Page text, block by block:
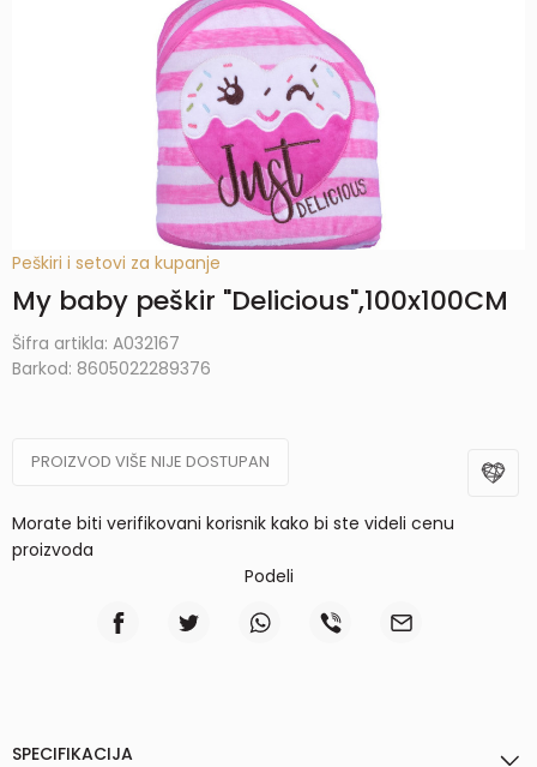
Peškiri i setovi za kupanje
My baby peškir "Delicious",100x100CM
Šifra artikla: A032167
Barkod: 8605022289376
PROIZVOD VIŠE NIJE DOSTUPAN
Morate biti verifikovani korisnik kako bi ste videli cenu
proizvoda
Podeli
SPECIFIKACIJA